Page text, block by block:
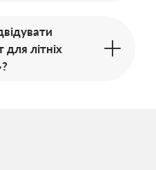
літніх